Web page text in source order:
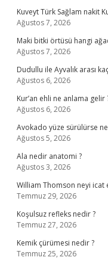
Kuveyt Türk Sağlam nakit
Ağustos 7, 2026
Maki bitki örtüsü hangi
Ağustos 7, 2026
Dudullu ile Ayvalık arası
Ağustos 6, 2026
Kur’an ehli ne anlama gelir
Ağustos 6, 2026
Avokado yüze sürülürse
Ağustos 5, 2026
Ala nedir anatomi ?
Ağustos 3, 2026
William Thomson neyi icat
Temmuz 29, 2026
Koşulsuz refleks nedir ?
Temmuz 27, 2026
Kemik çürümesi nedir ?
Temmuz 25, 2026